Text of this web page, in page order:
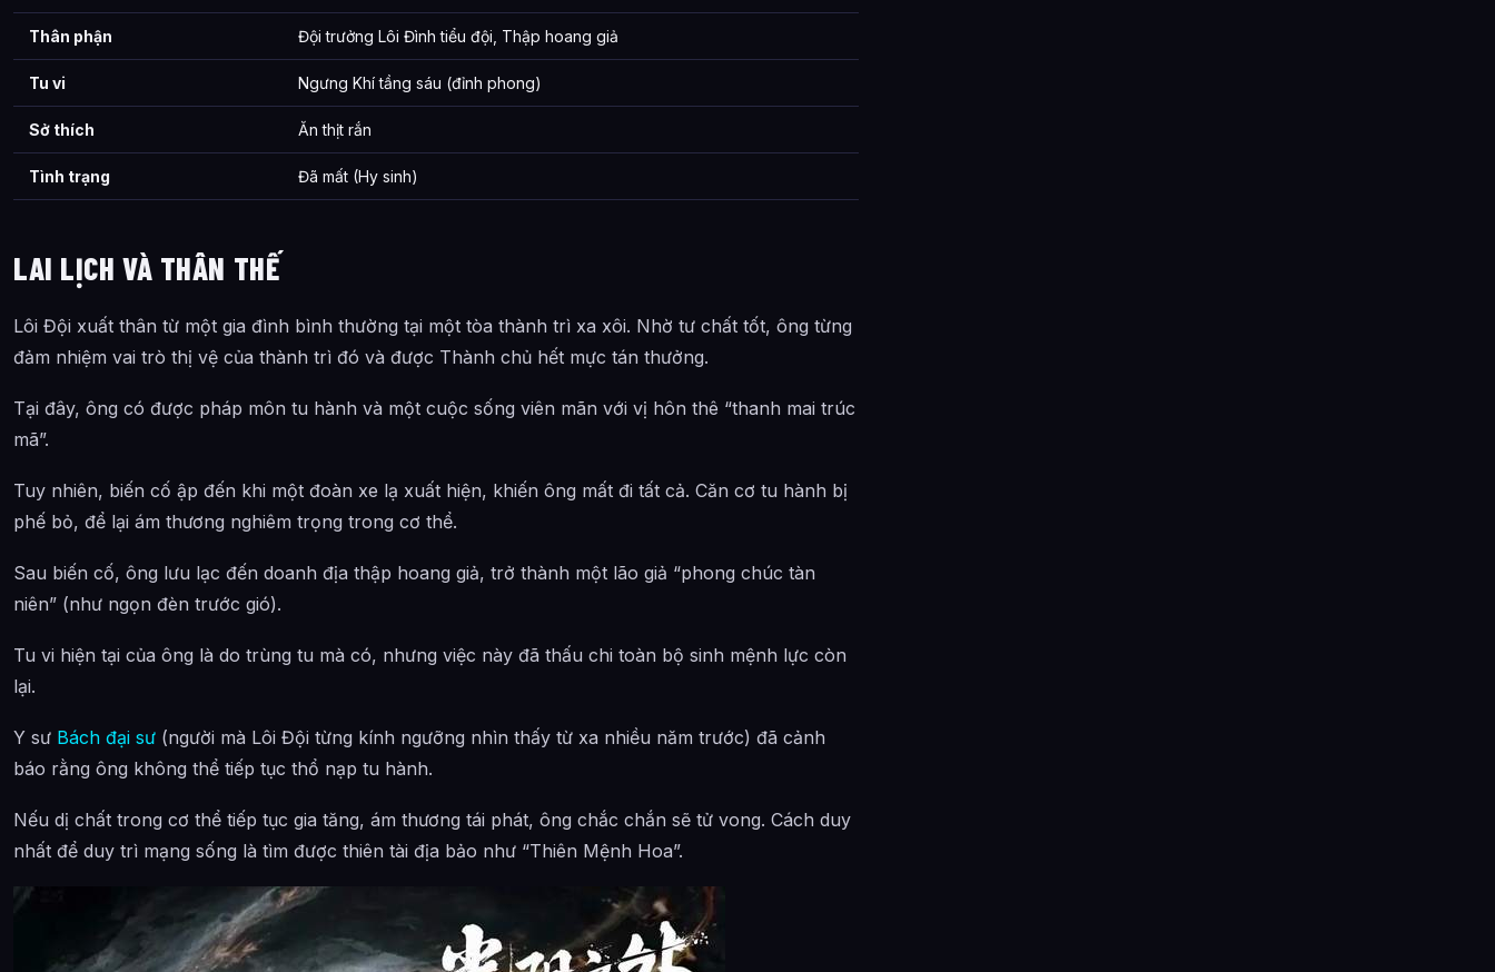
Thân phận Đội trưởng Lôi Đình tiểu đội, Thập hoang giả
Tu vi Ngưng Khí tầng sáu (đỉnh phong)
Sở thích Ăn thịt rắn
Tình trạng Đã mất (Hy sinh)
LAI LỊCH VÀ THÂN THẾ
Lôi Đội xuất thân từ một gia đình bình thường tại một tòa thành trì xa xôi. Nhờ tư chất tốt, ông từng
đảm nhiệm vai trò thị vệ của thành trì đó và được Thành chủ hết mực tán thưởng.
Tại đây, ông có được pháp môn tu hành và một cuộc sống viên mãn với vị hôn thê “thanh mai trúc
mã”.
Tuy nhiên, biến cố ập đến khi một đoàn xe lạ xuất hiện, khiến ông mất đi tất cả. Căn cơ tu hành bị
phế bỏ, để lại ám thương nghiêm trọng trong cơ thể.
Sau biến cố, ông lưu lạc đến doanh địa thập hoang giả, trở thành một lão giả “phong chúc tàn
niên” (như ngọn đèn trước gió).
Tu vi hiện tại của ông là do trùng tu mà có, nhưng việc này đã thấu chi toàn bộ sinh mệnh lực còn
lại.
Y sư Bách đại sư (người mà Lôi Đội từng kính ngưỡng nhìn thấy từ xa nhiều năm trước) đã cảnh
báo rằng ông không thể tiếp tục thổ nạp tu hành.
Nếu dị chất trong cơ thể tiếp tục gia tăng, ám thương tái phát, ông chắc chắn sẽ tử vong. Cách duy
nhất để duy trì mạng sống là tìm được thiên tài địa bảo như “Thiên Mệnh Hoa”.